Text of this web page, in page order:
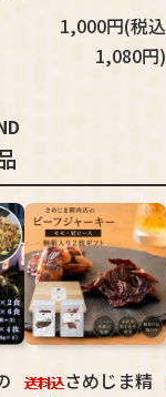
1,000円(税込
1,080円)
さめじま精